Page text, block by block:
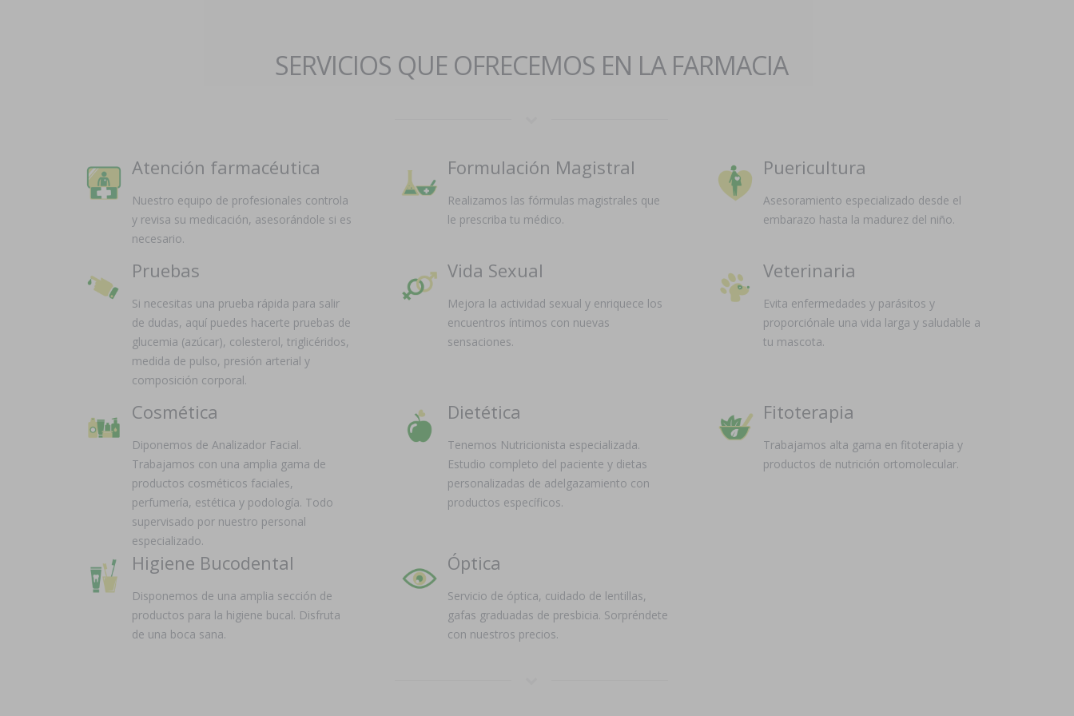
SERVICIOS QUE OFRECEMOS EN LA FARMACIA
Atención farmacéutica
Nuestro equipo de profesionales controla
y revisa su medicación, asesorándole si es
necesario.
Formulación Magistral
Realizamos las fórmulas magistrales que
le prescriba tu médico.
Puericultura
Asesoramiento especializado desde el
embarazo hasta la madurez del niño.
Pruebas
Si necesitas una prueba rápida para salir
de dudas, aquí puedes hacerte pruebas de
glucemia (azúcar), colesterol, triglicéridos,
medida de pulso, presión arterial y
composición corporal.
Vida Sexual
Mejora la actividad sexual y enriquece los
encuentros íntimos con nuevas
sensaciones.
Veterinaria
Evita enfermedades y parásitos y
proporciónale una vida larga y saludable a
tu mascota.
Cosmética
Diponemos de Analizador Facial.
Trabajamos con una amplia gama de
productos cosméticos faciales,
perfumería, estética y podología. Todo
supervisado por nuestro personal
especializado.
Dietética
Tenemos Nutricionista especializada.
Estudio completo del paciente y dietas
personalizadas de adelgazamiento con
productos específicos.
Fitoterapia
Trabajamos alta gama en fitoterapia y
productos de nutrición ortomolecular.
Higiene Bucodental
Disponemos de una amplia sección de
productos para la higiene bucal. Disfruta
de una boca sana.
Óptica
Servicio de óptica, cuidado de lentillas,
gafas graduadas de presbicia. Sorpréndete
con nuestros precios.